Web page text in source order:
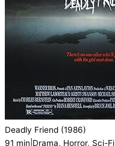
Deadly Friend (1986)
91 min Drama, Horror, Sci-Fi